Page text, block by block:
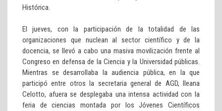
Histórica.
El jueves, con la participación de la totalidad de las
organizaciones que nuclean al sector científico y de la
docencia, se llevó a cabo una masiva movilización frente al
Congreso en defensa de la Ciencia y la Universidad públicas.
Mientras se desarrollaba la audiencia pública, en la que
participó entre otros la secretaria general de AGD, Ileana
Celotto, afuera se desplegaba una intensa actividad con la
feria de ciencias montada por los Jóvenes Científicos